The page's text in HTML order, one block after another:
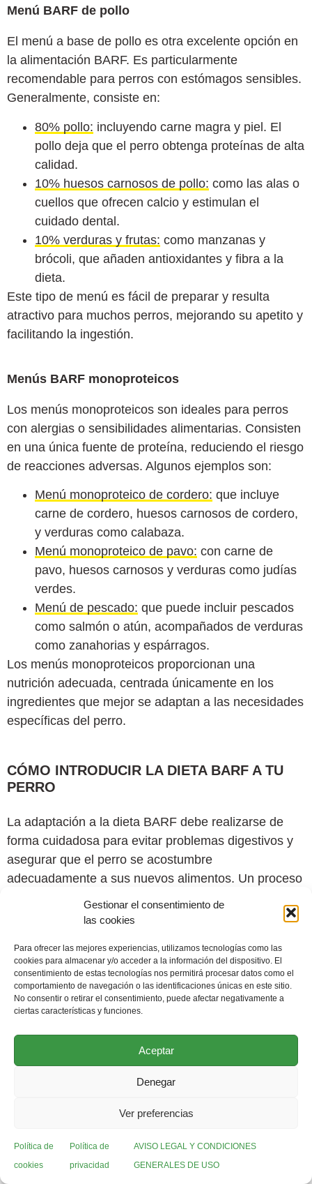
Gestionar el consentimiento de
las cookies
Para ofrecer las mejores experiencias, utilizamos tecnologías como las
cookies para almacenar y/o acceder a la información del dispositivo. El
consentimiento de estas tecnologías nos permitirá procesar datos como el
comportamiento de navegación o las identificaciones únicas en este sitio.
No consentir o retirar el consentimiento, puede afectar negativamente a
ciertas características y funciones.
Aceptar
Denegar
Ver preferencias
Política de
cookies
Política de
privacidad
AVISO LEGAL Y CONDICIONES
GENERALES DE USO
Menú BARF de pollo
El menú a base de pollo es otra excelente opción en
la alimentación BARF. Es particularmente
recomendable para perros con estómagos sensibles.
Generalmente, consiste en:
80% pollo: incluyendo carne magra y piel. El
pollo deja que el perro obtenga proteínas de alta
calidad.
10% huesos carnosos de pollo: como las alas o
cuellos que ofrecen calcio y estimulan el
cuidado dental.
10% verduras y frutas: como manzanas y
brócoli, que añaden antioxidantes y fibra a la
dieta.
Este tipo de menú es fácil de preparar y resulta
atractivo para muchos perros, mejorando su apetito y
facilitando la ingestión.
Menús BARF monoproteicos
Los menús monoproteicos son ideales para perros
con alergias o sensibilidades alimentarias. Consisten
en una única fuente de proteína, reduciendo el riesgo
de reacciones adversas. Algunos ejemplos son:
Menú monoproteico de cordero: que incluye
carne de cordero, huesos carnosos de cordero,
y verduras como calabaza.
Menú monoproteico de pavo: con carne de
pavo, huesos carnosos y verduras como judías
verdes.
Menú de pescado: que puede incluir pescados
como salmón o atún, acompañados de verduras
como zanahorias y espárragos.
Los menús monoproteicos proporcionan una
nutrición adecuada, centrada únicamente en los
ingredientes que mejor se adaptan a las necesidades
específicas del perro.
CÓMO INTRODUCIR LA DIETA BARF A TU
PERRO
La adaptación a la dieta BARF debe realizarse de
forma cuidadosa para evitar problemas digestivos y
asegurar que el perro se acostumbre
adecuadamente a sus nuevos alimentos. Un proceso
más sana con la comida.
Transición gradual
Al cambiar la dieta de un perro, es fundamental
hacerlo de manera paulatina. Un enfoque gradual
correctamente a la nueva alimentación. Este proceso
también puede minimizar la aparición de reacciones
Pasos para una transición exitosa
Comenzar mezclando un 10-20% de la comida
BARF con su alimentación habitual. Esto